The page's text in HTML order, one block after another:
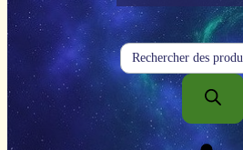
Recherche
de
produits